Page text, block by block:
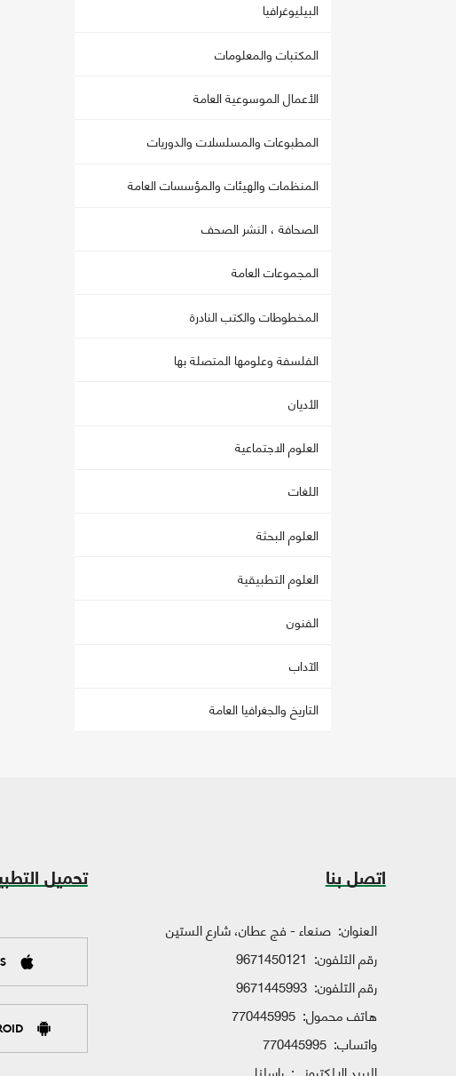
البيليوغرافيا
المكتبات والمعلومات
الأعمال الموسوعية العامة
المطبوعات والمسلسلات والدوريات
المنظمات والهيئات والمؤسسات العامة
الصحافة ، النشر الصحف
المجموعات العامة
المخطوطات والكتب النادرة
الفلسفة وعلومها المتصلة بها
الأديان
العلوم الاجتماعية
اللغات
العلوم البحثة
العلوم التطبيقية
الفنون
الآداب
التاريخ والجغرافيا العامة
اتصل بنا
العنوان: صنعاء - فج عطان، شارع الستين
رقم التلفون: 9671450121
رقم التلفون: 9671445993
هاتف محمول: 770445995
واتساب: 770445995
تحميل